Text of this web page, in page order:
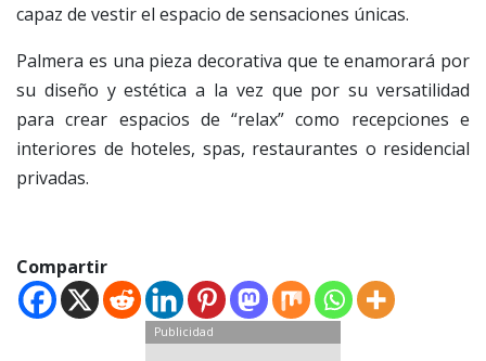
capaz de vestir el espacio de sensaciones únicas.
Palmera es una pieza decorativa que te enamorará por
su diseño y estética a la vez que por su versatilidad
para crear espacios de “relax” como recepciones e
interiores de hoteles, spas, restaurantes o residencial
privadas.
Compartir
Publicidad